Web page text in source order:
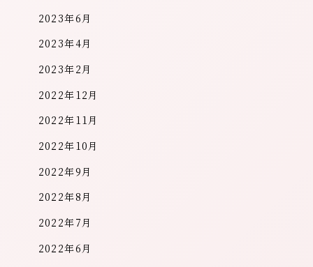
2023年6月
2023年4月
2023年2月
2022年12月
2022年11月
2022年10月
2022年9月
2022年8月
2022年7月
2022年6月